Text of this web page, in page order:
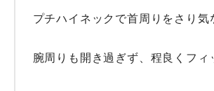
プチハイネックで首周りをさり気
腕周りも開き過ぎず、程良くフィ